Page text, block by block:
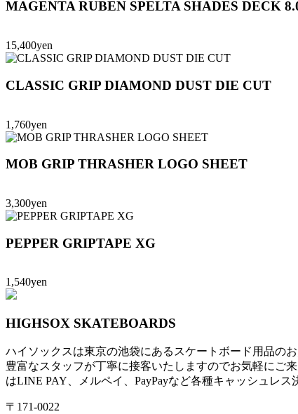
MAGENTA RUBEN SPELTA SHADES DECK
15,400yen
CLASSIC GRIP DIAMOND DUST DIE CUT
1,760yen
MOB GRIP THRASHER LOGO SHEET
3,300yen
PEPPER GRIPTAPE XG
1,540yen
HIGHSOX SKATEBOARDS
ハイソックスは東京の池袋にあるスケートボード用品の
豊富なスタッフが丁寧に接客いたしますのでお気軽にご
はLINE PAY、メルペイ、PayPayなど各種キャッシュレス
〒171-0022